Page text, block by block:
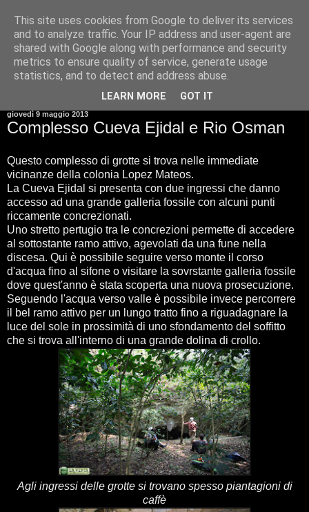
giovedì 9 maggio 2013
Complesso Cueva Ejidal e Rio Osman
Questo complesso di grotte si trova nelle immediate
vicinanze della colonia Lopez Mateos.
La Cueva Ejidal si presenta con due ingressi che danno
accesso ad una grande galleria fossile con alcuni punti
riccamente concrezionati.
Uno stretto pertugio tra le concrezioni permette di accedere
al sottostante ramo attivo, agevolati da una fune nella
discesa. Qui è possibile seguire verso monte il corso
d'acqua fino al sifone o visitare la sovrstante galleria fossile
dove quest'anno è stata scoperta una nuova prosecuzione.
Seguendo l'acqua verso valle è possibile invece percorrere
il bel ramo attivo per un lungo tratto fino a riguadagnare la
luce del sole in prossimità di uno sfondamento del soffitto
che si trova all'interno di una grande dolina di crollo.
Agli ingressi delle grotte si trovano spesso piantagioni di
caffè
This site uses cookies from Google to deliver its services
and to analyze traffic. Your IP address and user-agent are
shared with Google along with performance and security
metrics to ensure quality of service, generate usage
statistics, and to detect and address abuse.
LEARN MORE GOT IT